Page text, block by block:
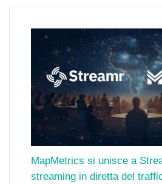
MapMetrics si unisce a
streaming in diretta del